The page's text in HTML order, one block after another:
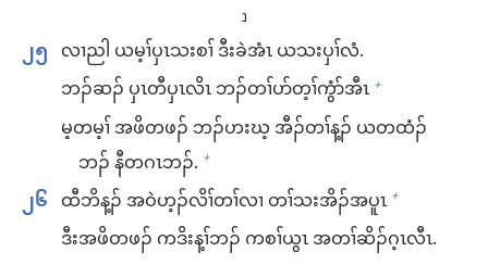
נ
၂၅ လၢညါ ယ​မ့ၢ်​ပှၤ​သးစၢ် ဒီး​ခဲအံၤ ​ယ​သးပှၢ်​လံ.
ဘၣ်ဆၣ်​ ပှၤတီ​ပှၤလိၤ ​ဘၣ်​တၢ်​ပာ်တ့ၢ်​ကွံာ်​အီၤ +
မ့တမ့ၢ် အ​ဖိ​တဖၣ်​ ​ဘၣ်​ဟး​ဃ့​ အီၣ်တၢ်​န့ၣ်​ ယ​တထံၣ်​
ဘၣ်​ နီ​တဂၤ​ဘၣ်. +
၂၆ ထီဘိ​န့ၣ်​ အ​ဝဲ​ဟ့ၣ်လိၢ်​တၢ်​လၢ တၢ်​သးအိၣ်​အ​ပူၤ +
ဒီး​အ​ဖိ​တဖၣ်​ က​ဒိးန့ၢ်​ဘၣ်​ ကစၢ်​ယွၤ အ​တၢ်​ဆိၣ်ဂ့ၤ​လီၤ.